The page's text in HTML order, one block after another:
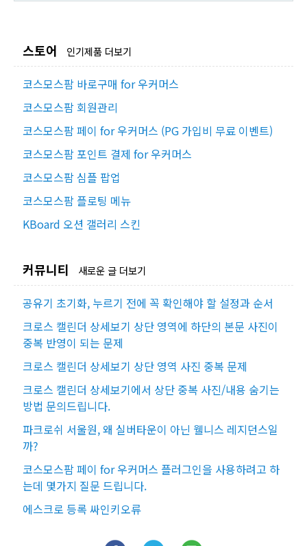
스토어 인기제품 더보기
코스모스팜 바로구매 for 우커머스
코스모스팜 회원관리
코스모스팜 페이 for 우커머스 (PG 가입비 무료 이벤트)
코스모스팜 포인트 결제 for 우커머스
코스모스팜 심플 팝업
코스모스팜 플로팅 메뉴
KBoard 오션 갤러리 스킨
커뮤니티 새로운 글 더보기
공유기 초기화, 누르기 전에 꼭 확인해야 할 설정과 순서
크로스 캘린더 상세보기 상단 영역에 하단의 본문 사진이
중복 반영이 되는 문제
크로스 캘린더 상세보기 상단 영역 사진 중복 문제
크로스 캘린더 상세보기에서 상단 중복 사진/내용 숨기는
방법 문의드립니다.
파크로쉬 서울원, 왜 실버타운이 아닌 웰니스 레지던스일
까?
코스모스팜 페이 for 우커머스 플러그인을 사용하려고 하
는데 몇가지 질문 드립니다.
에스크로 등록 싸인키오류